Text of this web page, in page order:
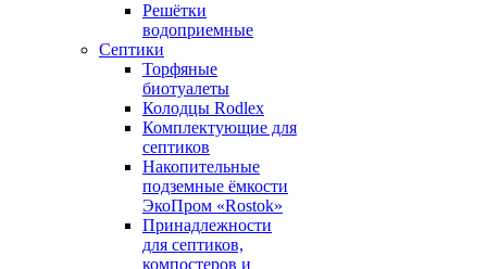
Решётки
водоприемные
Септики
Торфяные
биотуалеты
Колодцы Rodlex
Комплектующие для
септиков
Накопительные
подземные ёмкости
ЭкоПром «Rostok»
Принадлежности
для септиков,
компостеров и